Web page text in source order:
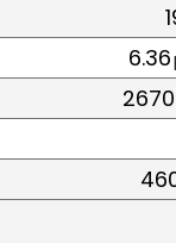
6.36
2670